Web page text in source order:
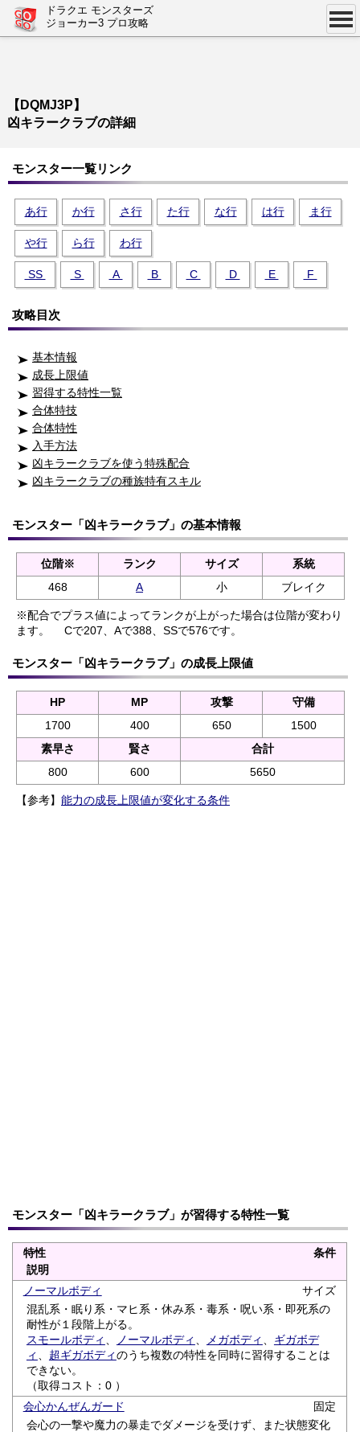
ドラクエ モンスターズ
ジョーカー3 プロ攻略
【DQMJ3P】
凶キラークラブの詳細
モンスター一覧リンク
あ行 か行 さ行 た行 な行 は行 ま行
や行 ら行 わ行
SS S A B C D E F
攻略目次
基本情報
成長上限値
習得する特性一覧
合体特技
合体特性
入手方法
凶キラークラブを使う特殊配合
凶キラークラブの種族特有スキル
モンスター「凶キラークラブ」の基本情報
位階※ ランク サイズ
系統
468
A 小 ブレイク
※配合でプラス値によってランクが上がった場合は位階が変わり
ます。
Cで207、Aで388、SSで576です。
モンスター「凶キラークラブ」の成長上限値
HP MP 攻撃
守備
1700
400 650
1500
素早さ
賢さ
合計
800
600 5650
【参考】 能力の成長上限値が変化する条件
モンスター「凶キラークラブ」が習得する特性一覧
特性
条件
説明
ノーマルボディ
サイズ
混乱系・眠り系・マヒ系・休み系・毒系・呪い系・即死系の
耐性が１段階上がる。
スモールボディ
ノーマルボディ メガボディ
ギガボデ
ィ
超ギガボディのうち複数の特性を同時に習得することは
できない。
（取得コスト：0 ）
会心かんぜんガード
固定
会心の一撃や魔力の暴走でダメージを受けず、また状態変化